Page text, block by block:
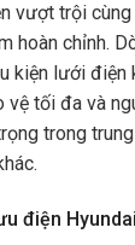
vượt trội
hoàn chỉnh.
kiện lưới điện
vệ tối đa và
trong
điện